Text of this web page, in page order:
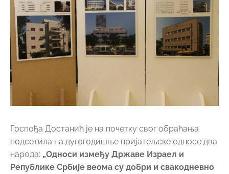
Госпођа Достанић је на почетку свог обраћања
подсетила на дугогодишње пријатељске односе два
народа: „Односи између Државе Израел и
Републике Србије веома су добри и свакодневно